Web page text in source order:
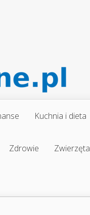
Kuchnia i dieta
Zdrowie Zwierzęta